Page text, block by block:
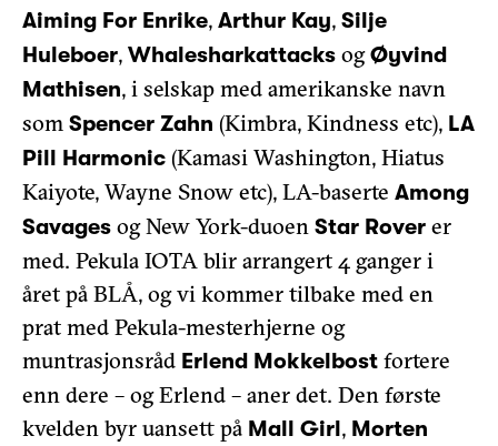
Aiming For Enrike, Arthur Kay, Silje
Huleboer, Whalesharkattacks ogØyvind
Mathisen, i selskap med amerikanske navn
som Spencer Zahn (Kimbra, Kindness etc), LA
Pill Harmonic (Kamasi Washington, Hiatus
Kaiyote, Wayne Snow etc), LA-baserte Among
Savages og New York-duoen Star Rover er
med. Pekula IOTA blir arrangert 4 ganger i
året på BLÅ, og vi kommer tilbake med en
prat med Pekula-mesterhjerne og
muntrasjonsråd Erlend Mokkelbost fortere
enn dere – og Erlend – aner det. Den første
kvelden byr uansett på Mall Girl, Morten